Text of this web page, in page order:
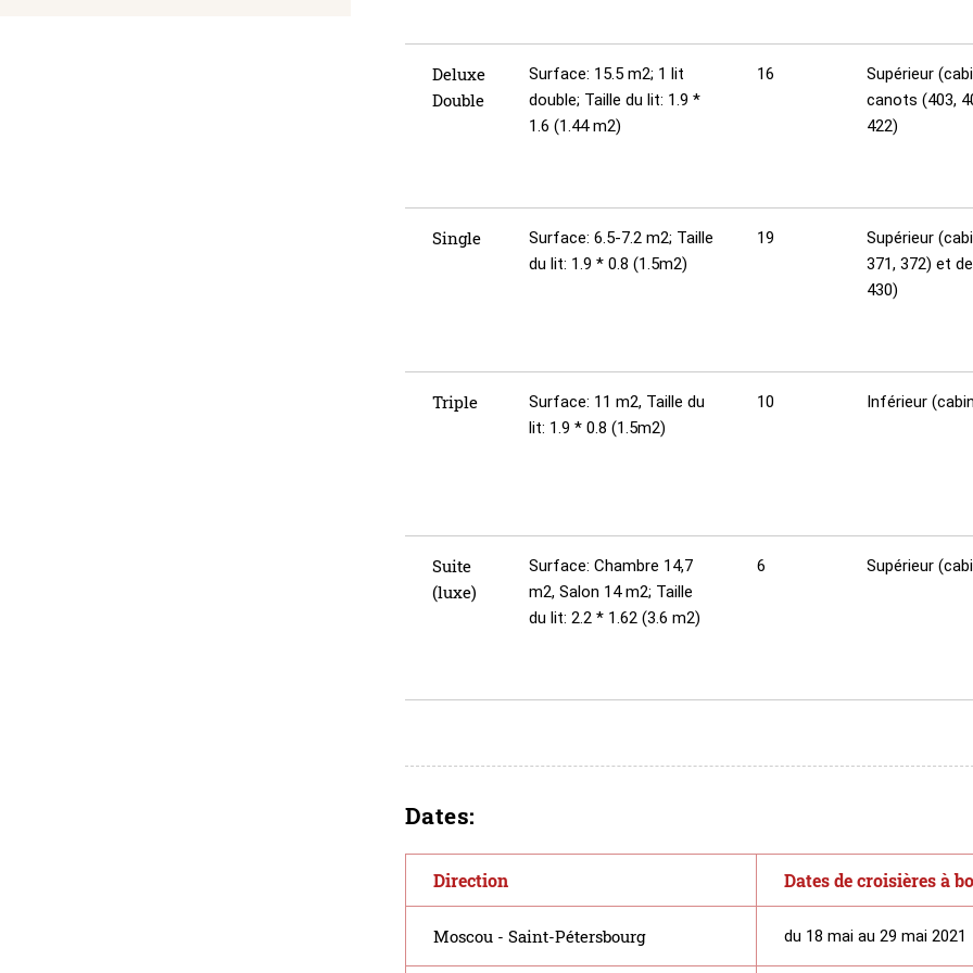
Deluxe
Double
Surface: 15.5 m2; 1 lit
double; Taille du lit: 1.9 *
1.6 (1.44 m2)
16
Supérieur
canots (403,
422)
Single
Surface: 6.5-7.2 m2; Taille
du lit: 1.9 * 0.8 (1.5m2)
19
Supérieur
371, 372) et
430)
Triple
Surface: 11 m2, Taille du
lit: 1.9 * 0.8 (1.5m2)
10 Inférieur
Suite
(luxe)
Surface: Chambre 14,7
m2, Salon 14 m2; Taille
du lit: 2.2 * 1.62 (3.6 m2)
6 Supérieur
Dates:
Direction Dates de croisières à
Moscou - Saint-Pétersbourg du 18 mai au 29 mai 2021